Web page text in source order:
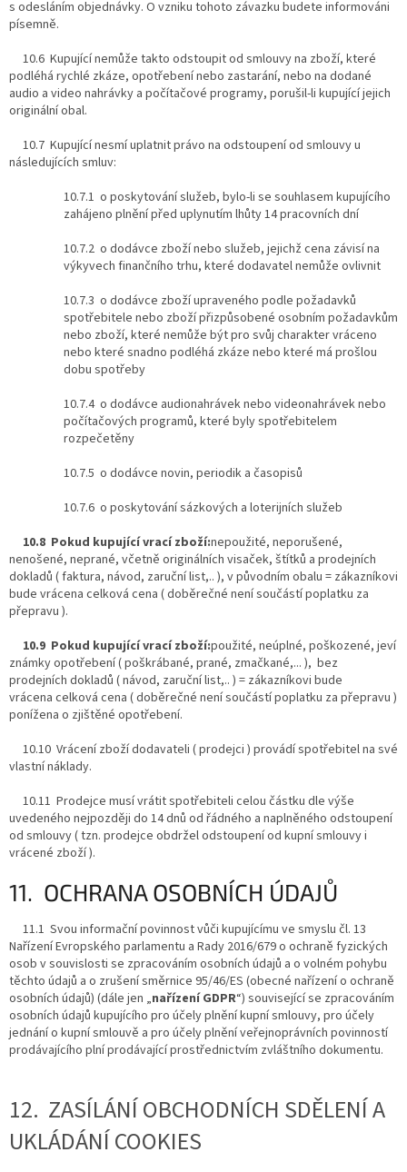
s odesláním objednávky. O vzniku tohoto závazku budete informováni
písemně.
10.6 Kupující nemůže takto odstoupit od smlouvy na zboží, které
podléhá rychlé zkáze, opotřebení nebo zastarání, nebo na dodané
audio a video nahrávky a počítačové programy, porušil-li kupující jejich
originální obal.
10.7 Kupující nesmí uplatnit právo na odstoupení od smlouvy u
následujících smluv:
10.7.1 o poskytování služeb, bylo-li se souhlasem kupujícího
zahájeno plnění před uplynutím lhůty 14 pracovních dní
10.7.2 o dodávce zboží nebo služeb, jejichž cena závisí na
výkyvech finančního trhu, které dodavatel nemůže ovlivnit
10.7.3 o dodávce zboží upraveného podle požadavků
spotřebitele nebo zboží přizpůsobené osobním požadavkům
nebo zboží, které nemůže být pro svůj charakter vráceno
nebo které snadno podléhá zkáze nebo které má prošlou
dobu spotřeby
10.7.4 o dodávce audionahrávek nebo videonahrávek nebo
počítačových programů, které byly spotřebitelem
rozpečetěny
10.7.5 o dodávce novin, periodik a časopisů
10.7.6 o poskytování sázkových a loterijních služeb
10.8 Pokud kupující vrací zboží:nepoužité, neporušené,
nenošené, neprané, včetně originálních visaček, štítků a prodejních
dokladů ( faktura, návod, zaruční list,.. ), v původním obalu = zákazníkovi
bude vrácena celková cena ( doběrečné není součástí poplatku za
přepravu ).
10.9 Pokud kupující vrací zboží:použité, neúplné, poškozené, jeví
známky opotřebení ( poškrábané, prané, zmačkané,... ), bez
prodejních dokladů ( návod, zaruční list,.. ) = zákazníkovi bude
vrácena celková cena ( doběrečné není součástí poplatku za přepravu )
ponížena o zjištěné opotřebení.
10.10 Vrácení zboží dodavateli ( prodejci ) provádí spotřebitel na své
vlastní náklady.
10.11 Prodejce musí vrátit spotřebiteli celou částku dle výše
uvedeného nejpozději do 14 dnů od řádného a naplněného odstoupení
od smlouvy ( tzn. prodejce obdržel odstoupení od kupní smlouvy i
vrácené zboží ).
11. OCHRANA OSOBNÍCH ÚDAJŮ
11.1 Svou informační povinnost vůči kupujícímu ve smyslu čl. 13
Nařízení Evropského parlamentu a Rady 2016/679 o ochraně fyzických
osob v souvislosti se zpracováním osobních údajů a o volném pohybu
těchto údajů a o zrušení směrnice 95/46/ES (obecné nařízení o ochraně
osobních údajů) (dále jen „nařízení GDPR“) související se zpracováním
osobních údajů kupujícího pro účely plnění kupní smlouvy, pro účely
jednání o kupní smlouvě a pro účely plnění veřejnoprávních povinností
prodávajícího plní prodávající prostřednictvím zvláštního dokumentu.
12. ZASÍLÁNÍ OBCHODNÍCH SDĚLENÍ A
UKLÁDÁNÍ COOKIES